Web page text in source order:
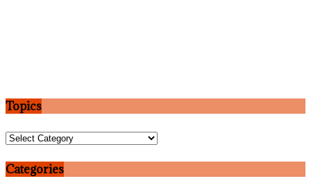
Topics
Topics
Categories